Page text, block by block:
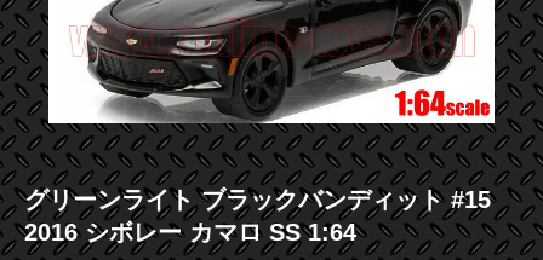
グリーンライト ブラックバンディット #15
2016 シボレー カマロ SS 1:64